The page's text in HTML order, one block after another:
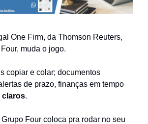
One Firm, da Thomson Reuters,
muda o jogo.
copiar e colar; documentos
de prazo, finanças em tempo
claros.
Four coloca pra rodar no seu